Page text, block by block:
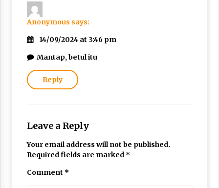
Anonymous says:
14/09/2024 at 3:46 pm
Mantap, betul itu
Reply
Leave a Reply
Your email address will not be published.
Required fields are marked *
Comment *